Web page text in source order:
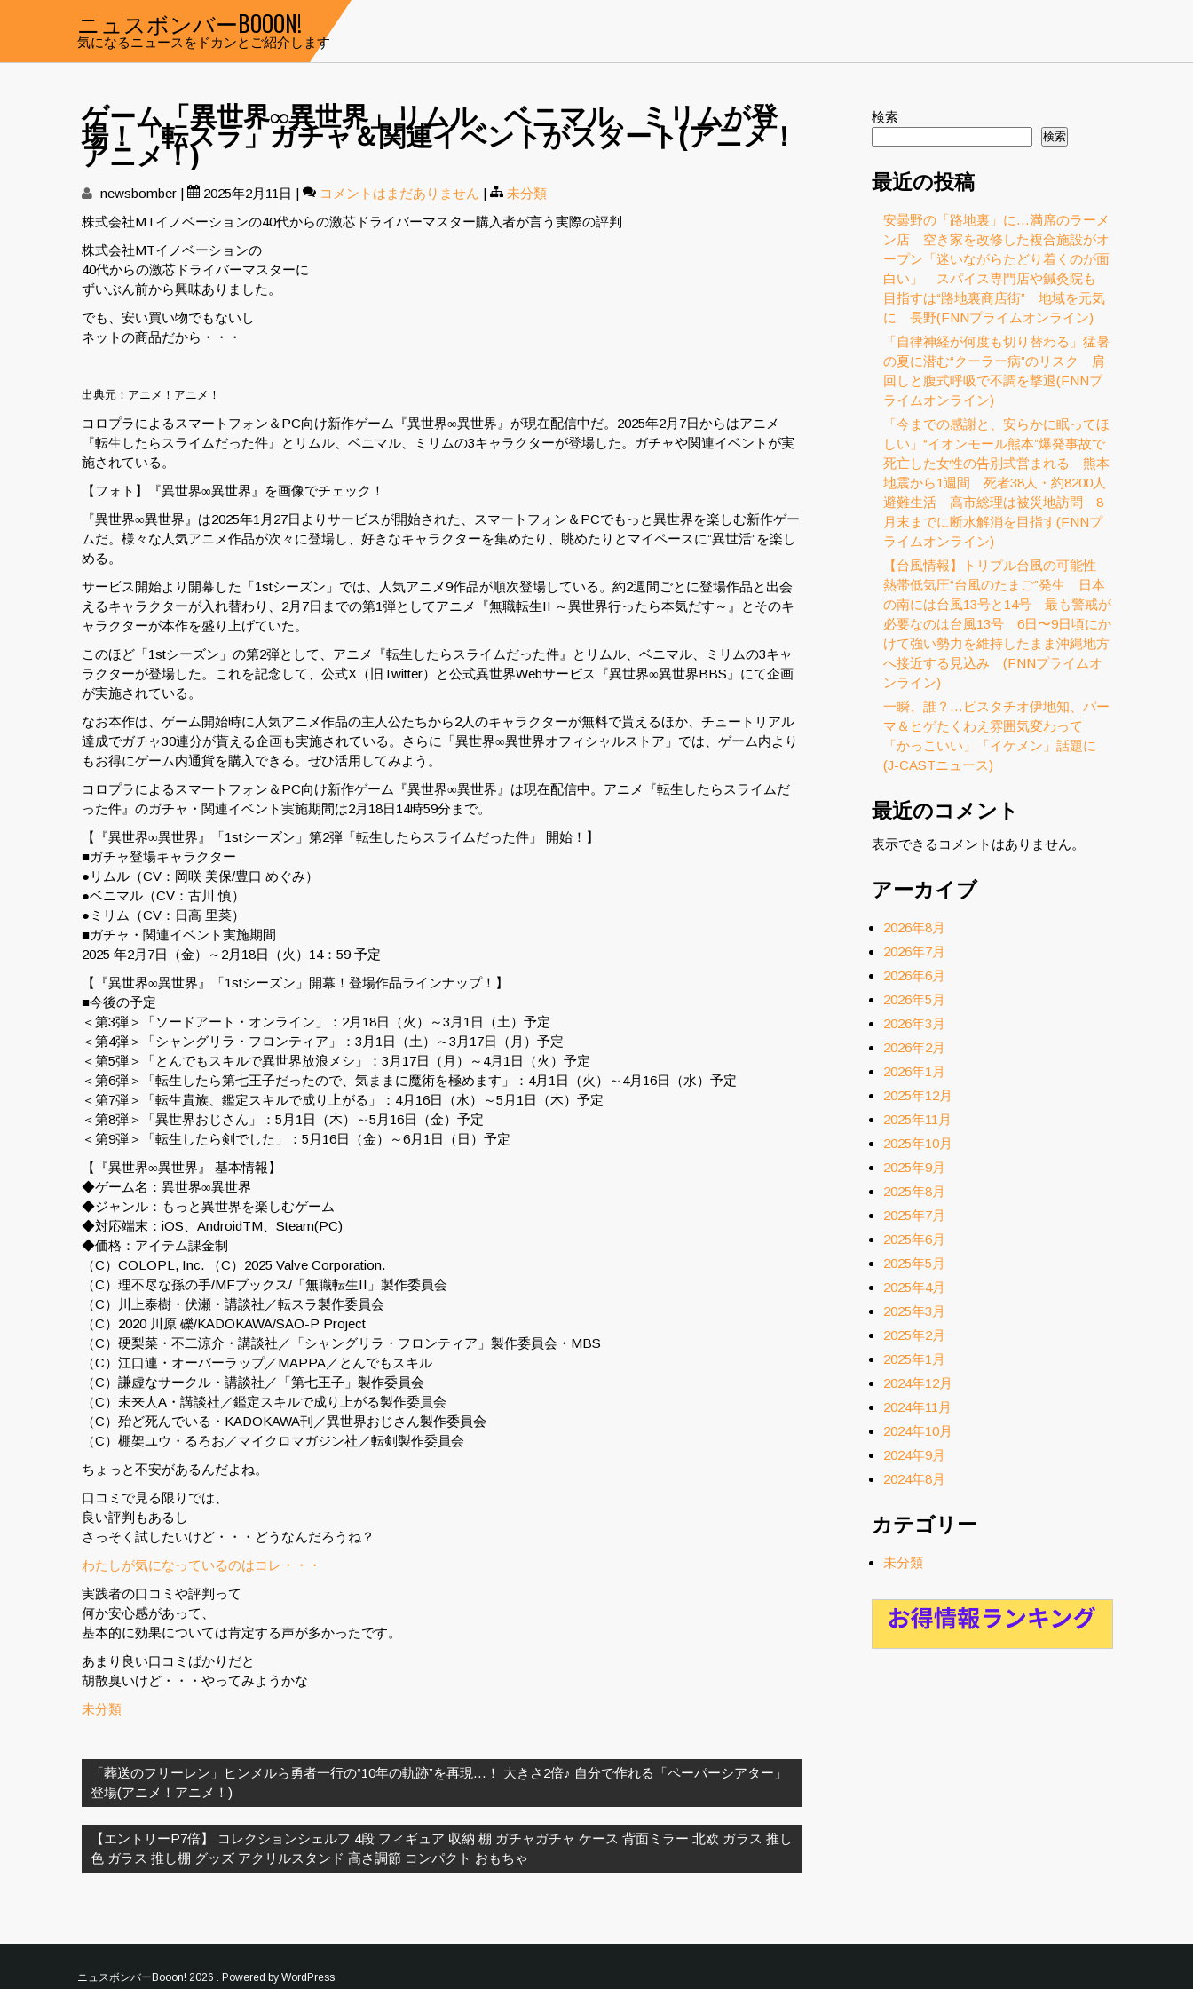
ニュスボンバーBOOON!
気になるニュースをドカンとご紹介します
ゲーム「異世界∞異世界」リムル、ベニマル、ミリムが登
場！「転スラ」ガチャ＆関連イベントがスタート(アニメ！
アニメ！)
newsbomber | 2025年2月11日 | コメントはまだありません |
未分類
株式会社MTイノベーションの40代からの激芯ドライバーマスター購入者が言う実際の評判
株式会社MTイノベーションの
40代からの激芯ドライバーマスターに
ずいぶん前から興味ありました。
でも、安い買い物でもないし
ネットの商品だから・・・
出典元：アニメ！アニメ！
コロプラによるスマートフォン＆PC向け新作ゲーム『異世界∞異世界』が現在配信中だ。2025年2月7日からはアニメ
『転生したらスライムだった件』とリムル、ベニマル、ミリムの3キャラクターが登場した。ガチャや関連イベントが実
施されている。
【フォト】『異世界∞異世界』を画像でチェック！
『異世界∞異世界』は2025年1月27日よりサービスが開始された、スマートフォン＆PCでもっと異世界を楽しむ新作ゲー
ムだ。様々な人気アニメ作品が次々に登場し、好きなキャラクターを集めたり、眺めたりとマイペースに”異世活”を楽し
める。
サービス開始より開幕した「1stシーズン」では、人気アニメ9作品が順次登場している。約2週間ごとに登場作品と出会
えるキャラクターが入れ替わり、2月7日までの第1弾としてアニメ『無職転生II ～異世界行ったら本気だす～』とそのキ
ャラクターが本作を盛り上げていた。
このほど「1stシーズン」の第2弾として、アニメ『転生したらスライムだった件』とリムル、ベニマル、ミリムの3キャ
ラクターが登場した。これを記念して、公式X（旧Twitter）と公式異世界Webサービス『異世界∞異世界BBS』にて企画
が実施されている。
なお本作は、ゲーム開始時に人気アニメ作品の主人公たちから2人のキャラクターが無料で貰えるほか、チュートリアル
達成でガチャ30連分が貰える企画も実施されている。さらに「異世界∞異世界オフィシャルストア」では、ゲーム内より
もお得にゲーム内通貨を購入できる。ぜひ活用してみよう。
コロプラによるスマートフォン＆PC向け新作ゲーム『異世界∞異世界』は現在配信中。アニメ『転生したらスライムだ
った件』のガチャ・関連イベント実施期間は2月18日14時59分まで。
【『異世界∞異世界』「1stシーズン」第2弾「転生したらスライムだった件」 開始！】
■ガチャ登場キャラクター
●リムル（CV：岡咲 美保/豊口 めぐみ）
●ベニマル（CV：古川 慎）
●ミリム（CV：日高 里菜）
■ガチャ・関連イベント実施期間
2025 年2月7日（金）～2月18日（火）14：59 予定
【『異世界∞異世界』「1stシーズン」開幕！登場作品ラインナップ！】
■今後の予定
＜第3弾＞「ソードアート・オンライン」：2月18日（火）～3月1日（土）予定
＜第4弾＞「シャングリラ・フロンティア」：3月1日（土）～3月17日（月）予定
＜第5弾＞「とんでもスキルで異世界放浪メシ」：3月17日（月）～4月1日（火）予定
＜第6弾＞「転生したら第七王子だったので、気ままに魔術を極めます」：4月1日（火）～4月16日（水）予定
＜第7弾＞「転生貴族、鑑定スキルで成り上がる」：4月16日（水）～5月1日（木）予定
＜第8弾＞「異世界おじさん」：5月1日（木）～5月16日（金）予定
＜第9弾＞「転生したら剣でした」：5月16日（金）～6月1日（日）予定
【『異世界∞異世界』 基本情報】
◆ゲーム名：異世界∞異世界
◆ジャンル：もっと異世界を楽しむゲーム
◆対応端末：iOS、AndroidTM、Steam(PC)
◆価格：アイテム課金制
（C）COLOPL, Inc. （C）2025 Valve Corporation.
（C）理不尽な孫の手/MFブックス/「無職転生II」製作委員会
（C）川上泰樹・伏瀬・講談社／転スラ製作委員会
（C）2020 川原 礫/KADOKAWA/SAO-P Project
（C）硬梨菜・不二涼介・講談社／「シャングリラ・フロンティア」製作委員会・MBS
（C）江口連・オーバーラップ／MAPPA／とんでもスキル
（C）謙虚なサークル・講談社／「第七王子」製作委員会
（C）未来人A・講談社／鑑定スキルで成り上がる製作委員会
（C）殆ど死んでいる・KADOKAWA刊／異世界おじさん製作委員会
（C）棚架ユウ・るろお／マイクロマガジン社／転剣製作委員会
ちょっと不安があるんだよね。
口コミで見る限りでは、
良い評判もあるし
さっそく試したいけど・・・どうなんだろうね？
わたしが気になっているのはコレ・・・
実践者の口コミや評判って
何か安心感があって、
基本的に効果については肯定する声が多かったです。
あまり良い口コミばかりだと
胡散臭いけど・・・やってみようかな
未分類
稿
ナ
ビ
ゲ
ー
シ
「葬送のフリーレン」ヒンメルら勇者一行の“10年の軌跡”を再現…！ 大きさ2倍♪ 自分で作れる「ペーパーシアター」
登場(アニメ！アニメ！)
【エントリーP7倍】 コレクションシェルフ 4段 フィギュア 収納 棚 ガチャガチャ ケース 背面ミラー 北欧 ガラス 推し
色 ガラス 推し棚 グッズ アクリルスタンド 高さ調節 コンパクト おもちゃ
検索
検索
最近の投稿
安曇野の「路地裏」に…満席のラーメ
ン店 空き家を改修した複合施設がオ
ープン「迷いながらたどり着くのが面
白い」 スパイス専門店や鍼灸院も
目指すは“路地裏商店街” 地域を元気
に 長野(FNNプライムオンライン)
「自律神経が何度も切り替わる」猛暑
の夏に潜む“クーラー病”のリスク 肩
回しと腹式呼吸で不調を撃退(FNNプ
ライムオンライン)
「今までの感謝と、安らかに眠ってほ
しい」“イオンモール熊本”爆発事故で
死亡した女性の告別式営まれる 熊本
地震から1週間 死者38人・約8200人
避難生活 高市総理は被災地訪問 8
月末までに断水解消を目指す(FNNプ
ライムオンライン)
【台風情報】トリプル台風の可能性
熱帯低気圧“台風のたまご”発生 日本
の南には台風13号と14号 最も警戒が
必要なのは台風13号 6日〜9日頃にか
けて強い勢力を維持したまま沖縄地方
へ接近する見込み (FNNプライムオ
ンライン)
一瞬、誰？…ピスタチオ伊地知、パー
マ＆ヒゲたくわえ雰囲気変わって
「かっこいい」「イケメン」話題に
(J-CASTニュース)
最近のコメント
表示できるコメントはありません。
アーカイブ
2026年8月
2026年7月
2026年6月
2026年5月
2026年3月
2026年2月
2026年1月
2025年12月
2025年11月
2025年10月
2025年9月
2025年8月
2025年7月
2025年6月
2025年5月
2025年4月
2025年3月
2025年2月
2025年1月
2024年12月
2024年11月
2024年10月
2024年9月
2024年8月
カテゴリー
未分類
ニュスボンバーBooon! 2026 . Powered by WordPress